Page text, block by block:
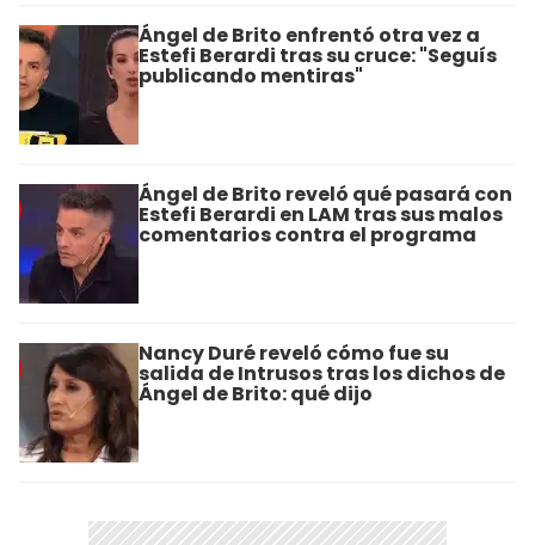
Ángel de Brito enfrentó otra vez a
Estefi Berardi tras su cruce: "Seguís
publicando mentiras"
Ángel de Brito reveló qué pasará con
Estefi Berardi en LAM tras sus malos
comentarios contra el programa
Nancy Duré reveló cómo fue su
salida de Intrusos tras los dichos de
Ángel de Brito: qué dijo